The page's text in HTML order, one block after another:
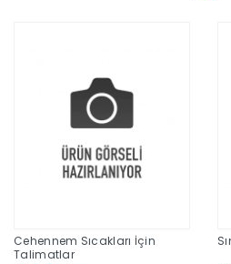
Cehennem Sıcakları İçin
Talimatlar